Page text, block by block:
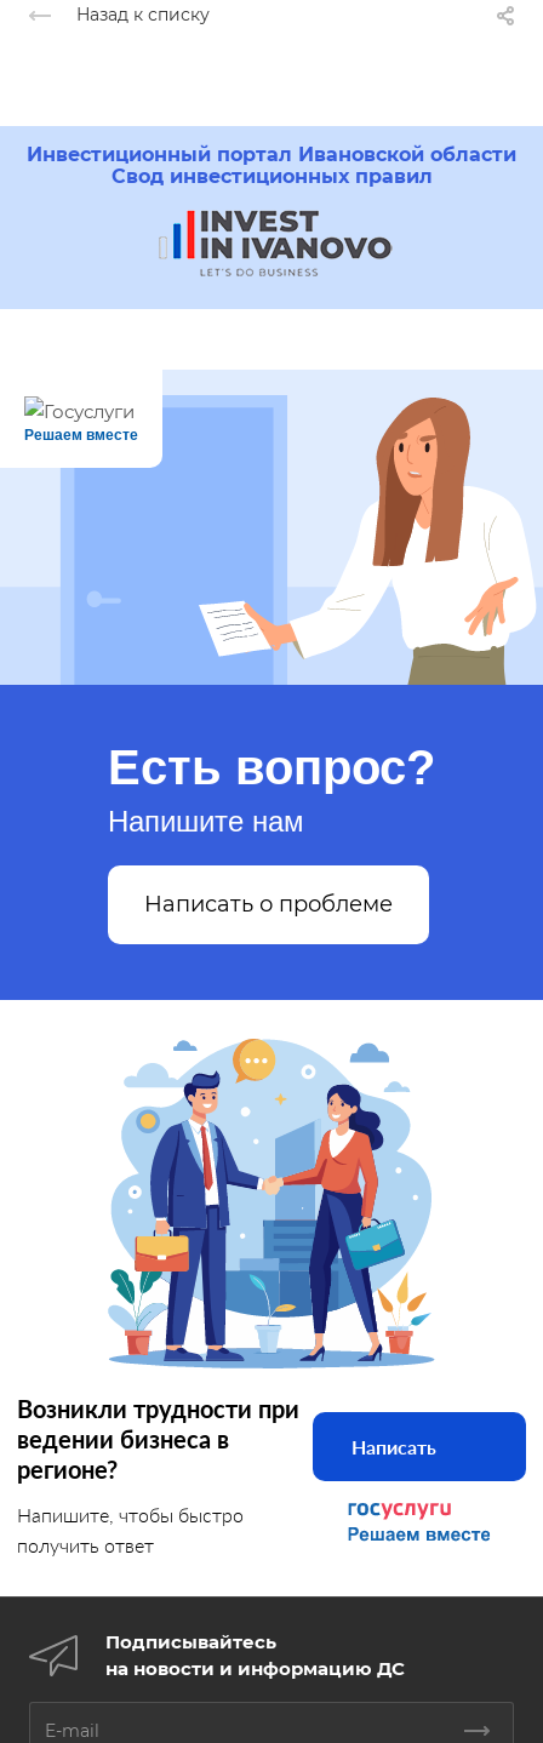
Назад к списку
Инвестиционный портал Ивановской области
Свод инвестиционных правил
Есть вопрос?
Напишите нам
Написать о проблеме
Решаем вместе
Возникли трудности при
ведении бизнеса в
регионе?
Напишите, чтобы быстро
получить ответ
Написать
Подписывайтесь
на новости и информацию ДС